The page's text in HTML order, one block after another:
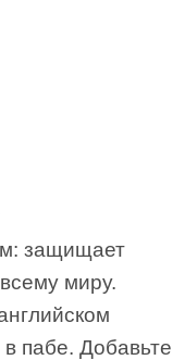
защищает
миру.
пабе. Добавьте